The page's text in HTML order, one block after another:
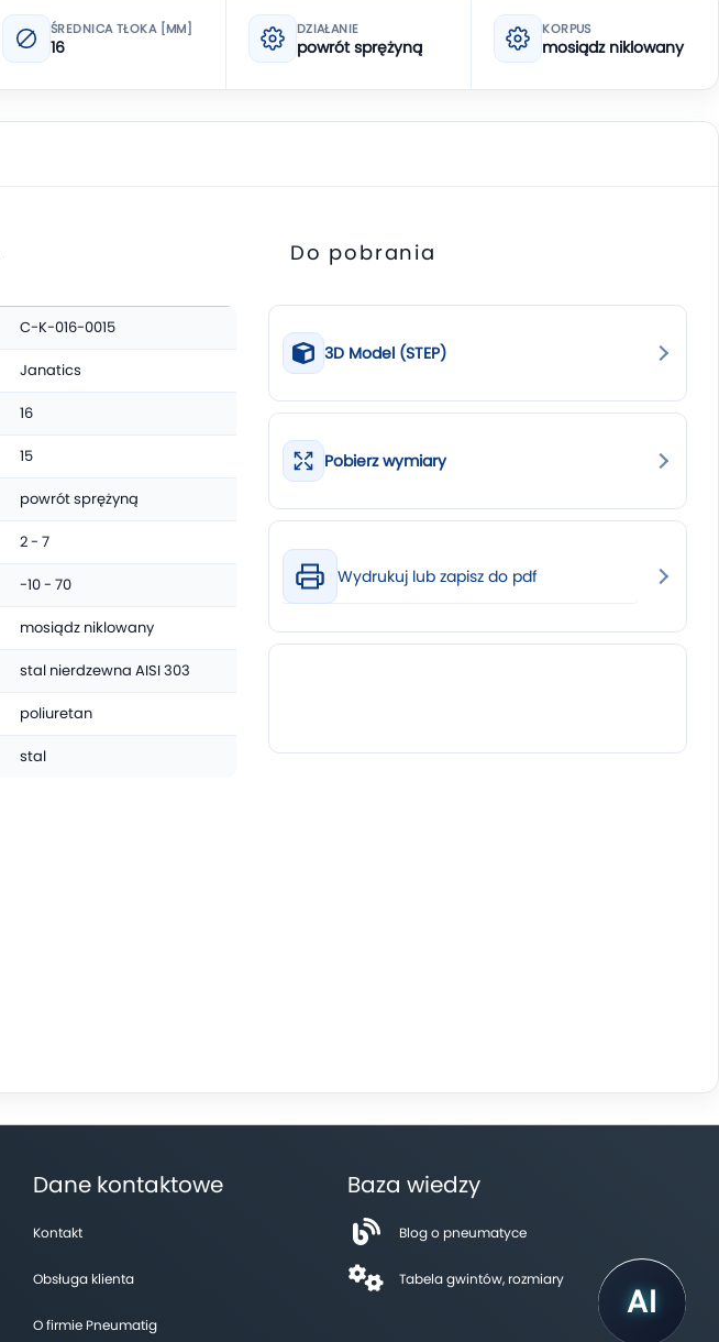
ŚREDNICA TŁOKA [MM]
16
DZIAŁANIE
powrót sprężyną
KORPUS
mosiądz niklowany
C-K-016-0015
Janatics
16
15
powrót sprężyną
2 - 7
-10 - 70
mosiądz niklowany
stal nierdzewna AISI 303
poliuretan
stal
Do pobrania
3D Model (STEP)
Pobierz wymiary
Wydrukuj lub zapisz do pdf
Dane kontaktowe
Kontakt
Obsługa klienta
O firmie Pneumatig
Baza wiedzy
Blog o pneumatyce
Tabela gwintów, rozmiary